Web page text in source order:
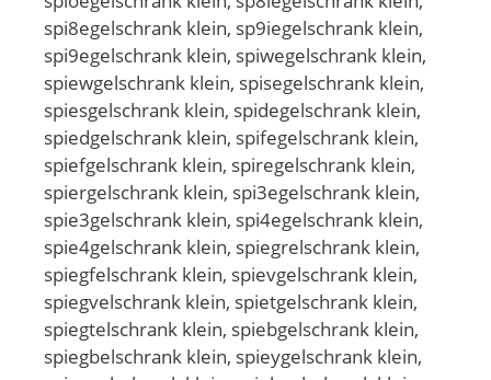
spi8egelschrank klein, sp9iegelschrank klein,
spi9egelschrank klein, spiwegelschrank klein,
spiewgelschrank klein, spisegelschrank klein,
spiesgelschrank klein, spidegelschrank klein,
spiedgelschrank klein, spifegelschrank klein,
spiefgelschrank klein, spiregelschrank klein,
spiergelschrank klein, spi3egelschrank klein,
spie3gelschrank klein, spi4egelschrank klein,
spie4gelschrank klein, spiegrelschrank klein,
spiegfelschrank klein, spievgelschrank klein,
spiegvelschrank klein, spietgelschrank klein,
spiegtelschrank klein, spiebgelschrank klein,
spiegbelschrank klein, spieygelschrank klein,